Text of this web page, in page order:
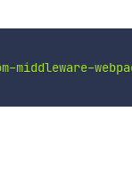
middleware-